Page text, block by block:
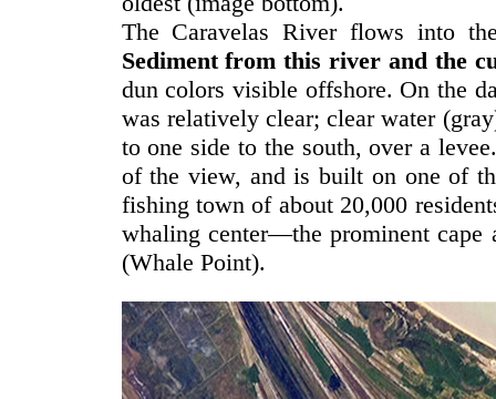
The Caravelas River flows into
Sediment from this river and the
dun colors visible offshore. On the
was relatively clear; clear water
to one side to the south, over a
of the view, and is built on one of
fishing town of about 20,000
whaling center—the prominent cape
(Whale Point).